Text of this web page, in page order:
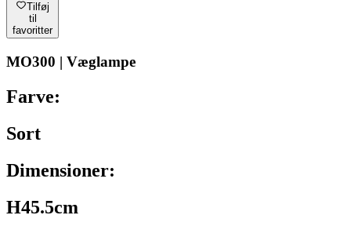
Tilføj
til
favoritter
MO300 | Væglampe
Farve:
Sort
Dimensioner:
H45.5cm